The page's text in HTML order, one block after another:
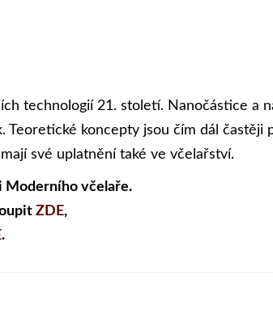
technologií 21. století. Nanočástice a
Teoretické koncepty jsou čím dál častěji
své uplatnění také ve včelařství.
Moderního včelaře.
ZDE,
.